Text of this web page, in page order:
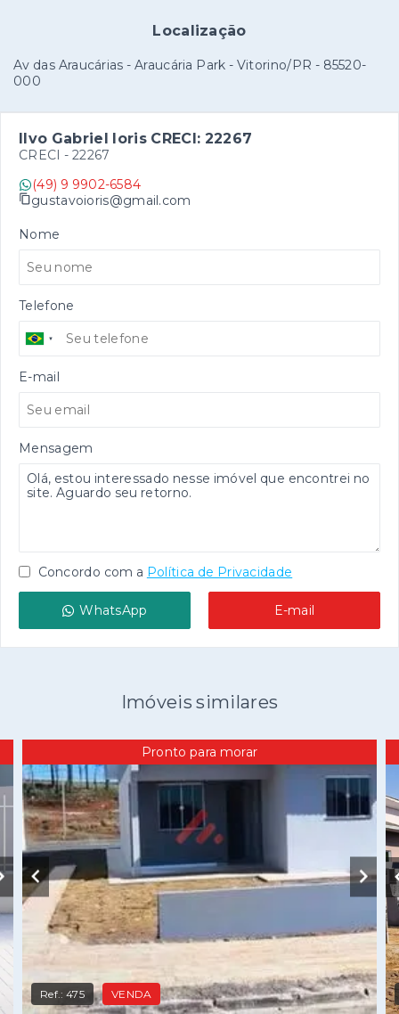
Localização
Av das Araucárias - Araucária Park - Vitorino/PR - 85520-
000
Ilvo Gabriel Ioris CRECI: 22267
CRECI - 22267
(49) 9 9902-6584
gustavoioris@gmail.com
Nome
Telefone
E-mail
Mensagem
Concordo com a Política de Privacidade
WhatsApp E-mail
Imóveis similares
Pronto para morar
Ref.:475 VENDA